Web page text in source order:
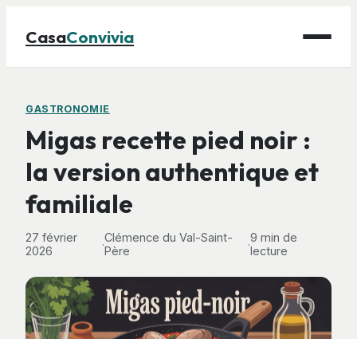
CasaConvivia
Maison
Bricolage
Gastronomie
GASTRONOMIE
Migas recette pied noir :
la version authentique et
familiale
27 février
2026
·Clémence du Val-Saint-
Père
·9 min de
lecture